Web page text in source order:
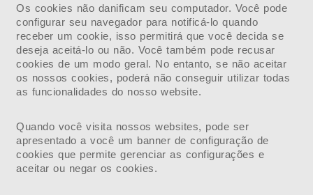
Os cookies não danificam seu computador. Você pode
configurar seu navegador para notificá-lo quando
receber um cookie, isso permitirá que você decida se
deseja aceitá-lo ou não. Você também pode recusar
cookies de um modo geral. No entanto, se não aceitar
os nossos cookies, poderá não conseguir utilizar todas
as funcionalidades do nosso website.
Quando você visita nossos websites, pode ser
apresentado a você um banner de configuração de
cookies que permite gerenciar as configurações e
aceitar ou negar os cookies.